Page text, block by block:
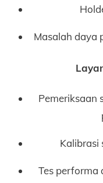
Masalah daya
Pemeriksaan
Kalibrasi
Tes performa